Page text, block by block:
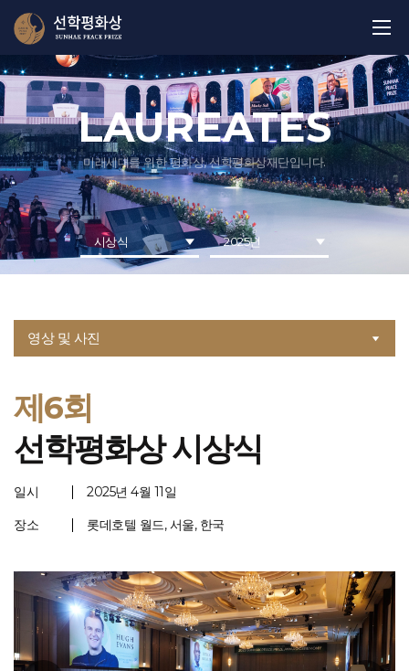
LAUREATES
미래세대를 위한 평화상, 선학평화상재단입니다.
시상식 2025년
영상 및 사진
제6회
선학평화상 시상식
일시
2025년 4월 11일
장소
롯데호텔 월드, 서울, 한국